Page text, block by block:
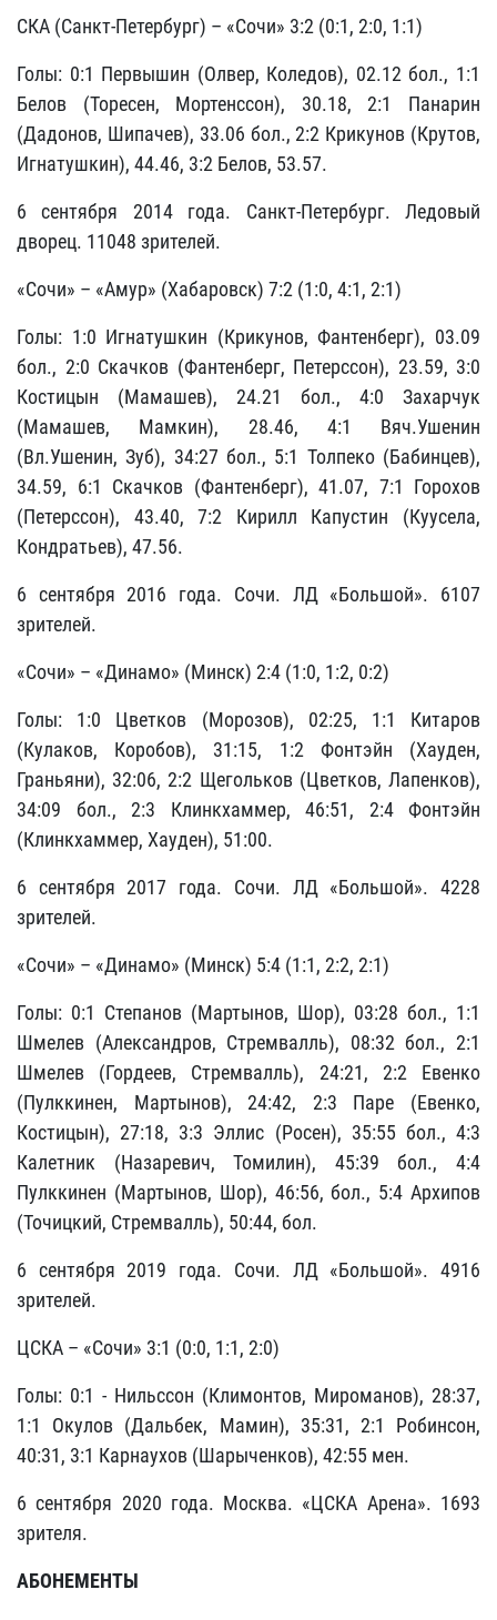
СКА (Санкт-Петербург) – «Сочи» 3:2 (0:1, 2:0, 1:1)
Голы: 0:1 Первышин (Олвер, Коледов), 02.12 бол., 1:1
Белов (Торесен, Мортенссон), 30.18, 2:1 Панарин
(Дадонов, Шипачев), 33.06 бол., 2:2 Крикунов (Крутов,
Игнатушкин), 44.46, 3:2 Белов, 53.57.
6 сентября 2014 года. Санкт-Петербург. Ледовый
дворец. 11048 зрителей.
«Сочи» – «Амур» (Хабаровск) 7:2 (1:0, 4:1, 2:1)
Голы: 1:0 Игнатушкин (Крикунов, Фантенберг), 03.09
бол., 2:0 Скачков (Фантенберг, Петерссон), 23.59, 3:0
Костицын (Мамашев), 24.21 бол., 4:0 Захарчук
(Мамашев, Мамкин), 28.46, 4:1 Вяч.Ушенин
(Вл.Ушенин, Зуб), 34:27 бол., 5:1 Толпеко (Бабинцев),
34.59, 6:1 Скачков (Фантенберг), 41.07, 7:1 Горохов
(Петерссон), 43.40, 7:2 Кирилл Капустин (Куусела,
Кондратьев), 47.56.
6 сентября 2016 года. Сочи. ЛД «Большой». 6107
зрителей.
«Сочи» – «Динамо» (Минск) 2:4 (1:0, 1:2, 0:2)
Голы: 1:0 Цветков (Морозов), 02:25, 1:1 Китаров
(Кулаков, Коробов), 31:15, 1:2 Фонтэйн (Хауден,
Граньяни), 32:06, 2:2 Щегольков (Цветков, Лапенков),
34:09 бол., 2:3 Клинкхаммер, 46:51, 2:4 Фонтэйн
(Клинкхаммер, Хауден), 51:00.
6 сентября 2017 года. Сочи. ЛД «Большой». 4228
зрителей.
«Сочи» – «Динамо» (Минск) 5:4 (1:1, 2:2, 2:1)
Голы: 0:1 Степанов (Мартынов, Шор), 03:28 бол., 1:1
Шмелев (Александров, Стремвалль), 08:32 бол., 2:1
Шмелев (Гордеев, Стремвалль), 24:21, 2:2 Евенко
(Пулккинен, Мартынов), 24:42, 2:3 Паре (Евенко,
Костицын), 27:18, 3:3 Эллис (Росен), 35:55 бол., 4:3
Калетник (Назаревич, Томилин), 45:39 бол., 4:4
Пулккинен (Мартынов, Шор), 46:56, бол., 5:4 Архипов
(Точицкий, Стремвалль), 50:44, бол.
6 сентября 2019 года. Сочи. ЛД «Большой». 4916
зрителей.
ЦСКА – «Сочи» 3:1 (0:0, 1:1, 2:0)
Голы: 0:1 - Нильссон (Климонтов, Мироманов), 28:37,
1:1 Окулов (Дальбек, Мамин), 35:31, 2:1 Робинсон,
40:31, 3:1 Карнаухов (Шарыченков), 42:55 мен.
6 сентября 2020 года. Москва. «ЦСКА Арена». 1693
зрителя.
АБОНЕМЕНТЫ